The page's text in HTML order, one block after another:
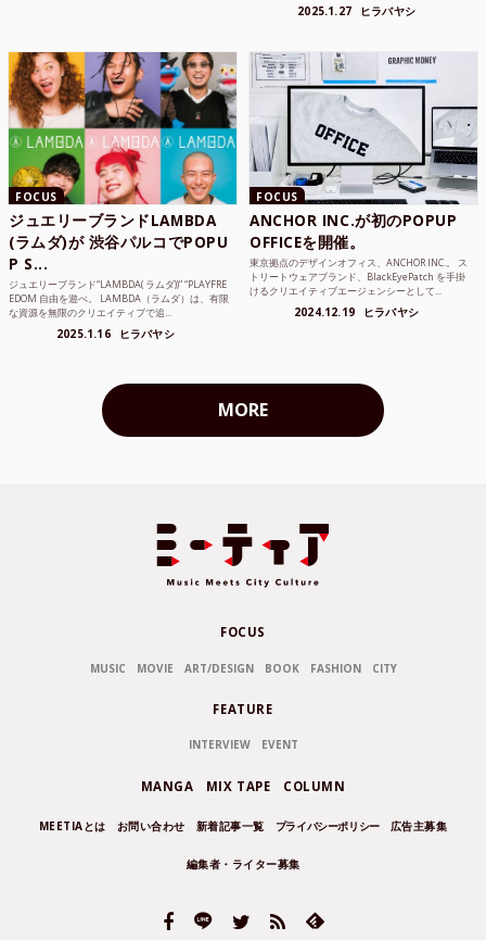
2025.1.27 ヒラバヤシ
FOCUS
ジュエリーブランドLAMBDA
(ラムダ)が 渋谷パルコでPOPU
P S...
ジュエリーブランド“LAMBDA( ラムダ))” “PLAYFRE
EDOM 自由を遊べ。 LAMBDA（ラムダ）は、有限
な資源を無限のクリエイティブで追...
2025.1.16 ヒラバヤシ
FOCUS
ANCHOR INC.が初のPOPUP
OFFICEを開催。
東京拠点のデザインオフィス、ANCHOR INC.。 ス
トリートウェアブランド、BlackEyePatch を手掛
けるクリエイティブエージェンシーとして...
2024.12.19 ヒラバヤシ
MORE
FOCUS
MUSIC MOVIE ART/DESIGN BOOK FASHION CITY
FEATURE
INTERVIEW EVENT
MANGA MIX TAPE COLUMN
MEETIAとは お問い合わせ 新着記事一覧 プライバシーポリシー 広告主募集
編集者・ライター募集